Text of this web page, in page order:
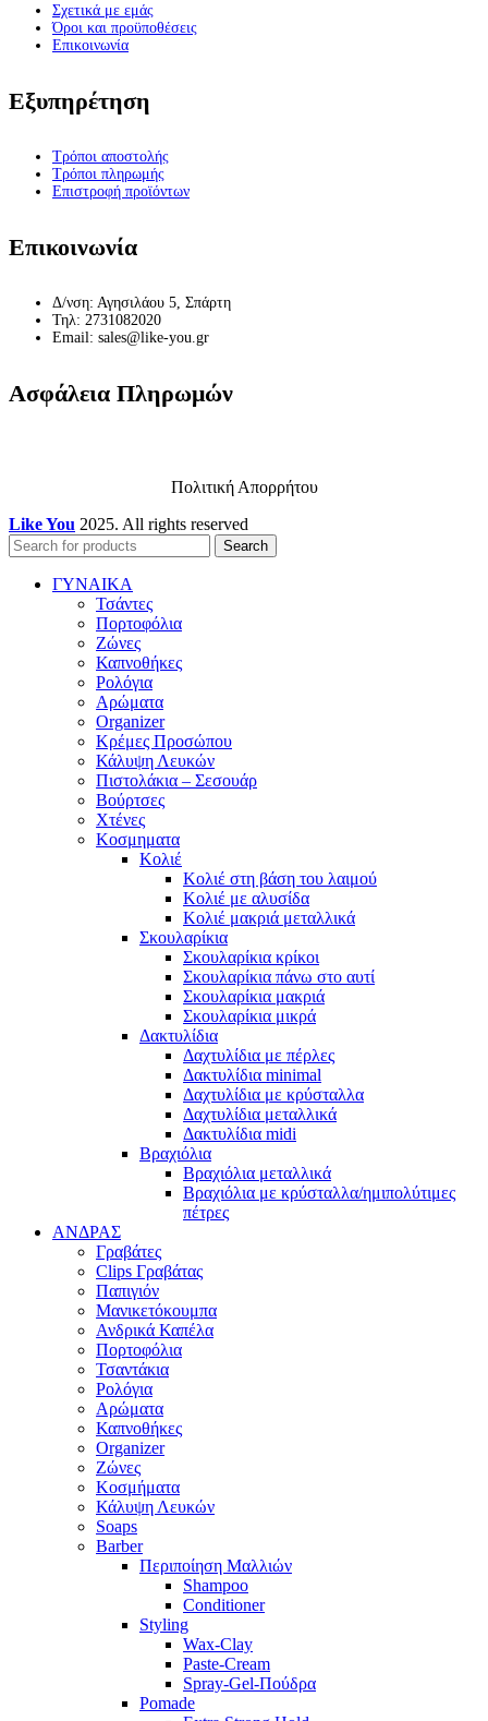
Σχετικά με εμάς
Όροι και προϋποθέσεις
Επικοινωνία
Εξυπηρέτηση
Τρόποι αποστολής
Τρόποι πληρωμής
Επιστροφή προϊόντων
Επικοινωνία
Δ/νση: Αγησιλάου 5, Σπάρτη
Τηλ: 2731082020
Email: sales@like-you.gr
Ασφάλεια Πληρωμών
Πολιτική Απορρήτου
Like You 2025. All rights reserved
Search
ΓΥΝΑΙΚΑ
Τσάντες
Πορτοφόλια
Ζώνες
Καπνοθήκες
Ρολόγια
Αρώματα
Organizer
Κρέμες Προσώπου
Κάλυψη Λευκών
Πιστολάκια – Σεσουάρ
Βούρτσες
Χτένες
Κοσμηματα
Κολιέ
Κολιέ στη βάση του λαιμού
Κολιέ με αλυσίδα
Κολιέ μακριά μεταλλικά
Σκουλαρίκια
Σκουλαρίκια κρίκοι
Σκουλαρίκια πάνω στο αυτί
Σκουλαρίκια μακριά
Σκουλαρίκια μικρά
Δακτυλίδια
Δαχτυλίδια με πέρλες
Δακτυλίδια minimal
Δαχτυλίδια με κρύσταλλα
Δαχτυλίδια μεταλλικά
Δακτυλίδια midi
Βραχιόλια
Βραχιόλια μεταλλικά
Βραχιόλια με κρύσταλλα/ημιπολύτιμες
πέτρες
ΑΝΔΡΑΣ
Γραβάτες
Clips Γραβάτας
Παπιγιόν
Μανικετόκουμπα
Ανδρικά Καπέλα
Πορτοφόλια
Τσαντάκια
Ρολόγια
Αρώματα
Καπνοθήκες
Organizer
Ζώνες
Κοσμήματα
Κάλυψη Λευκών
Soaps
Barber
Περιποίηση Μαλλιών
Shampoo
Conditioner
Styling
Wax-Clay
Paste-Cream
Spray-Gel-Πούδρα
Pomade